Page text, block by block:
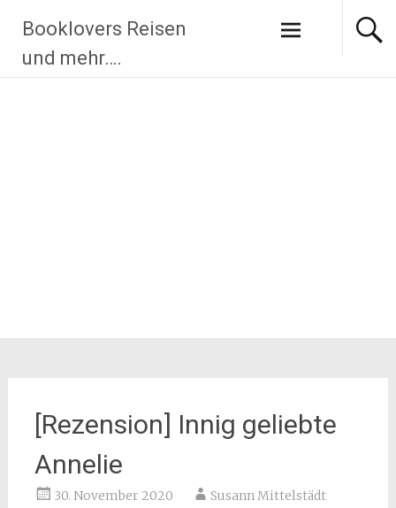
Inhalt
springen
Booklovers Reisen
und mehr….
[Rezension] Innig geliebte
Annelie
30. November 2020 Susann Mittelstädt